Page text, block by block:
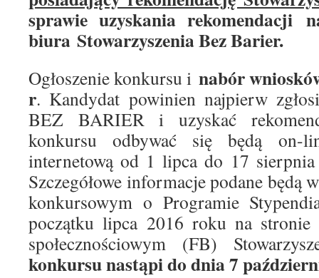
sprawie uzyskania rekomendacji
biura Stowarzyszenia Bez Barier.
Ogłoszenie konkursu i nabór
r. Kandydat powinien najpierw
BEZ BARIER i uzyskać
konkursu odbywać się będą on-
internetową od 1 lipca do 17
Szczegółowe informacje podane będą
konkursowym o Programie
początku lipca 2016 roku na
społecznościowym (FB)
konkursu nastąpi do dnia 7